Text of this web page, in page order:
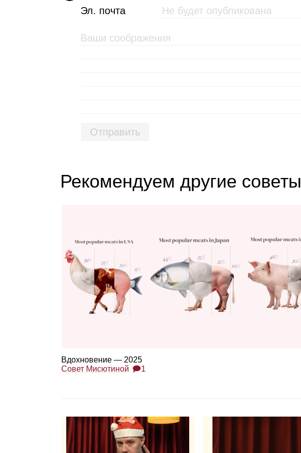
Эл. почта
Отправить
Рекомендуем другие советы
Вдох­но­ве­ние — 2025
Совет Мисютиной 🗩1